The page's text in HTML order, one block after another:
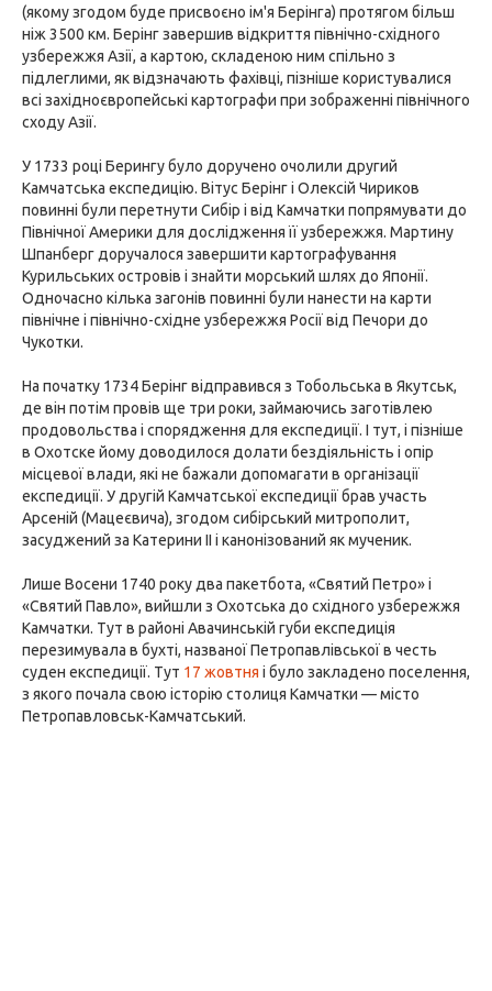
(якому згодом буде присвоєно ім'я Берінга) протягом більш
ніж 3500 км. Берінг завершив відкриття північно-східного
узбережжя Азії, а картою, складеною ним спільно з
підлеглими, як відзначають фахівці, пізніше користувалися
всі західноєвропейські картографи при зображенні північного
сходу Азії.
У 1733 році Берингу було доручено очолили другий
Камчатська експедицію. Вітус Берінг і Олексій Чириков
повинні були перетнути Сибір і від Камчатки попрямувати до
Північної Америки для дослідження її узбережжя. Мартину
Шпанберг доручалося завершити картографування
Курильських островів і знайти морський шлях до Японії.
Одночасно кілька загонів повинні були нанести на карти
північне і північно-східне узбережжя Росії від Печори до
Чукотки.
На початку 1734 Берінг відправився з Тобольська в Якутськ,
де він потім провів ще три роки, займаючись заготівлею
продовольства і спорядження для експедиції. І тут, і пізніше
в Охотске йому доводилося долати бездіяльність і опір
місцевої влади, які не бажали допомагати в організації
експедиції. У другій Камчатської експедиції брав участь
Арсеній (Мацеєвича), згодом сибірський митрополит,
засуджений за Катерини II і канонізований як мученик.
Лише Восени 1740 року два пакетбота, «Святий Петро» і
«Святий Павло», вийшли з Охотська до східного узбережжя
Камчатки. Тут в районі Авачинській губи експедиція
перезимувала в бухті, названої Петропавлівської в честь
суден експедиції. Тут 17 жовтня і було закладено поселення,
з якого почала свою історію столиця Камчатки — місто
Петропавловськ-Камчатський.